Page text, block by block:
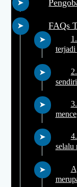
FAQs
terjadi
selalu